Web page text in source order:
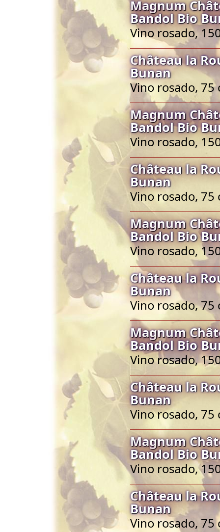
Magnum
Bandol Bio
Vino rosado,
Château la
Bunan
Vino rosado, 75
Magnum
Bandol Bio
Vino rosado,
Château la
Bunan
Vino rosado, 75
Magnum
Bandol Bio
Vino rosado,
Château la
Bunan
Vino rosado, 75
Magnum
Bandol Bio
Vino rosado,
Château la
Bunan
Vino rosado, 75
Magnum
Bandol Bio
Vino rosado,
Château la
Bunan
Vino rosado, 75